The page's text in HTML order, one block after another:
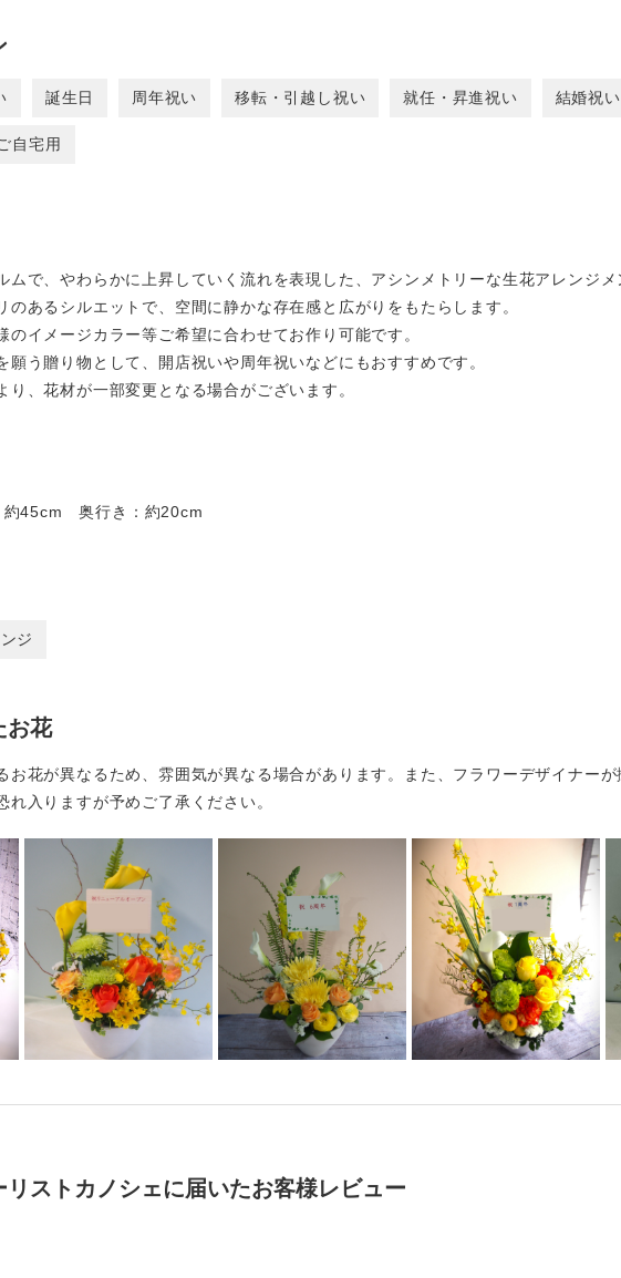
誕生日 周年祝い 移転・引越し祝い 就任・昇進祝い 結婚祝い
自宅用
ムで、やわらかに上昇していく流れを表現した、アシンメトリーな生花アレンジメ
のあるシルエットで、空間に静かな存在感と広がりをもたらします。
のイメージカラー等ご希望に合わせてお作り可能です。
願う贈り物として、開店祝いや周年祝いなどにもおすすめです。
、花材が一部変更となる場合がございます。
45cm 奥行き：約20cm
ジ
お花
お花が異なるため、雰囲気が異なる場合があります。また、フラワーデザイナー
れ入りますが予めご了承ください。
リストカノシェに届いたお客様レビュー